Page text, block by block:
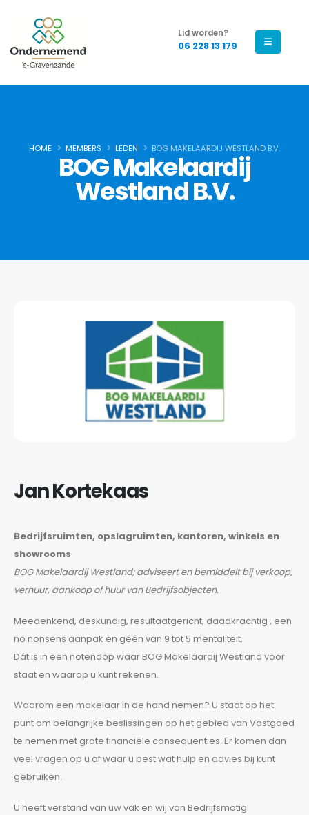
Lid worden?
06 228 13 179
HOME MEMBERS LEDEN BOG MAKELAARDIJ WESTLAND B.V.
BOG Makelaardij
Westland B.V.
Jan Kortekaas
Bedrijfsruimten, opslagruimten, kantoren, winkels en
showrooms
BOG Makelaardij Westland; adviseert en bemiddelt bij verkoop,
verhuur, aankoop of huur van Bedrijfsobjecten.
Meedenkend, deskundig, resultaatgericht, daadkrachtig , een
no nonsens aanpak en géén van 9 tot 5 mentaliteit.
Dát is in een notendop waar BOG Makelaardij Westland voor
staat en waarop u kunt rekenen.
Waarom een makelaar in de hand nemen? U staat op het
punt om belangrijke beslissingen op het gebied van Vastgoed
te nemen met grote financiële consequenties. Er komen dan
veel vragen op u af waar u best wat hulp en advies bij kunt
gebruiken.
U heeft verstand van uw vak en wij van Bedrijfsmatig